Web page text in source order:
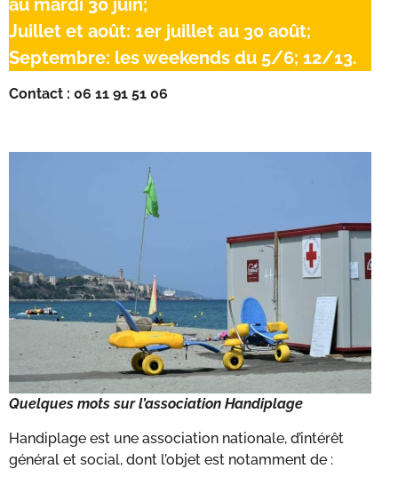
au mardi 30 juin;
Juillet et août: 1er juillet au 30 août;
Septembre: les weekends du 5/6; 12/13.
Contact : 06 11 91 51 06
Quelques mots sur l’association Handiplage
Handiplage est une association nationale, d’intérêt
général et social, dont l’objet est notamment de :​